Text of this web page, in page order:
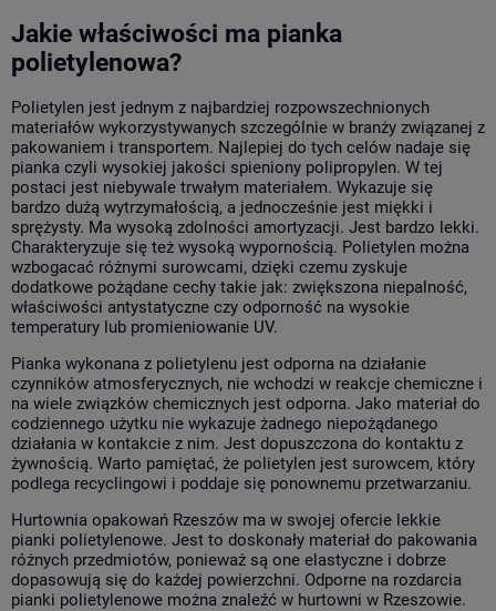
Jakie właściwości ma pianka
polietylenowa?
Polietylen jest jednym z najbardziej rozpowszechnionych
materiałów wykorzystywanych szczególnie w branży związanej z
pakowaniem i transportem. Najlepiej do tych celów nadaje się
pianka czyli wysokiej jakości spieniony polipropylen. W tej
postaci jest niebywale trwałym materiałem. Wykazuje się
bardzo dużą wytrzymałością, a jednocześnie jest miękki i
sprężysty. Ma wysoką zdolności amortyzacji. Jest bardzo lekki.
Charakteryzuje się też wysoką wypornością. Polietylen można
wzbogacać różnymi surowcami, dzięki czemu zyskuje
dodatkowe pożądane cechy takie jak: zwiększona niepalność,
właściwości antystatyczne czy odporność na wysokie
temperatury lub promieniowanie UV.
Pianka wykonana z polietylenu jest odporna na działanie
czynników atmosferycznych, nie wchodzi w reakcje chemiczne i
na wiele związków chemicznych jest odporna. Jako materiał do
codziennego użytku nie wykazuje żadnego niepożądanego
działania w kontakcie z nim. Jest dopuszczona do kontaktu z
żywnością. Warto pamiętać, że polietylen jest surowcem, który
podlega recyclingowi i poddaje się ponownemu przetwarzaniu.
Hurtownia opakowań Rzeszów ma w swojej ofercie lekkie
pianki polietylenowe. Jest to doskonały materiał do pakowania
różnych przedmiotów, ponieważ są one elastyczne i dobrze
dopasowują się do każdej powierzchni. Odporne na rozdarcia
pianki polietylenowe można znaleźć w hurtowni w Rzeszowie.